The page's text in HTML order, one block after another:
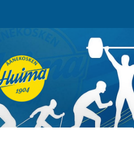
Äänekosken Huima ry